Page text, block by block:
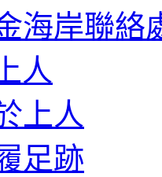
海岸聯絡
人
上人
足跡